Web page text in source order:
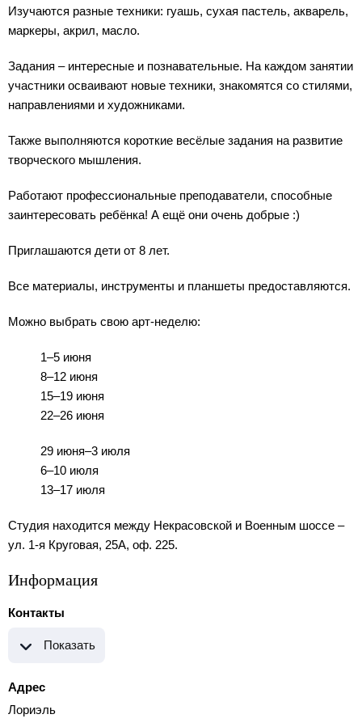
Изучаются разные техники: гуашь, сухая пастель, акварель,
маркеры, акрил, масло.
Задания – интересные и познавательные. На каждом занятии
участники осваивают новые техники, знакомятся со стилями,
направлениями и художниками.
Также выполняются короткие весёлые задания на развитие
творческого мышления.
Работают профессиональные преподаватели, способные
заинтересовать ребёнка! А ещё они очень добрые :)
Приглашаются дети от 8 лет.
Все материалы, инструменты и планшеты предоставляются.
Можно выбрать свою арт-неделю:
1–5 июня
8–12 июня
15–19 июня
22–26 июня
29 июня–3 июля
6–10 июля
13–17 июля
Студия находится между Некрасовской и Военным шоссе –
ул. 1-я Круговая, 25А, оф. 225.
Информация
Контакты
Показать
Адрес
Лориэль